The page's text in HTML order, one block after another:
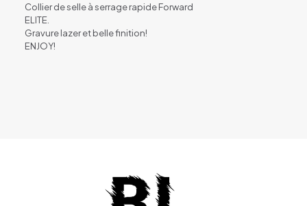
Collier de selle à serrage rapide Forward
ELITE.
Gravure lazer et belle finition!
ENJOY!